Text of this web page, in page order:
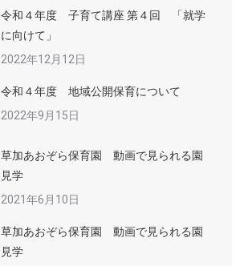
令和４年度 子育て講座 第４回 「就学
に向けて」
2022年12月12日
令和４年度 地域公開保育について
2022年9月15日
草加あおぞら保育園 動画で見られる園
見学
2021年6月10日
草加あおぞら保育園 動画で見られる園
見学